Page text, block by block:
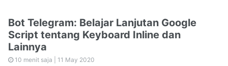
Bot Telegram: Belajar Lanjutan Google
Script tentang Keyboard Inline dan
Lainnya
10 menit saja | 11 May 2020